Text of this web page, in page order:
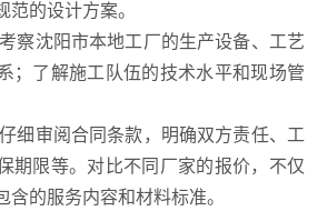
范的设计方案。
察沈阳市本地工厂的生产设备、工艺
；了解施工队伍的技术水平和现场管
细审阅合同条款，明确双方责任、工
期限等。对比不同厂家的报价，不仅
含的服务内容和材料标准。